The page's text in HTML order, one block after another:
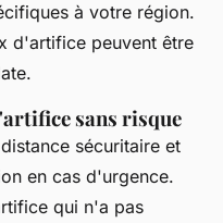
à votre région.
d'artifice peuvent être
sans risque
sécuritaire et
en cas d'urgence.
qui n'a pas